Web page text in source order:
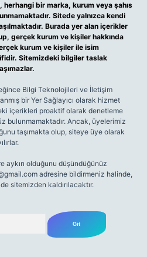
bir marka, kurum veya şahıs
Sitede yalnızca kendi
Burada yer alan içerikler
gerçek kurum ve kişiler hakkında
kurum ve kişiler ile isim
Sitemizdeki bilgiler taslak
Bilgi Teknolojileri ve İletişim
bir Yer Sağlayıcı olarak hizmet
içerikleri proaktif olarak denetleme
bulunmamaktadır. Ancak, üyelerimiz
taşımakta olup, siteye üye olarak
aykırı olduğunu düşündüğünüz
adresine bildirmeniz halinde,
sitemizden kaldırılacaktır.